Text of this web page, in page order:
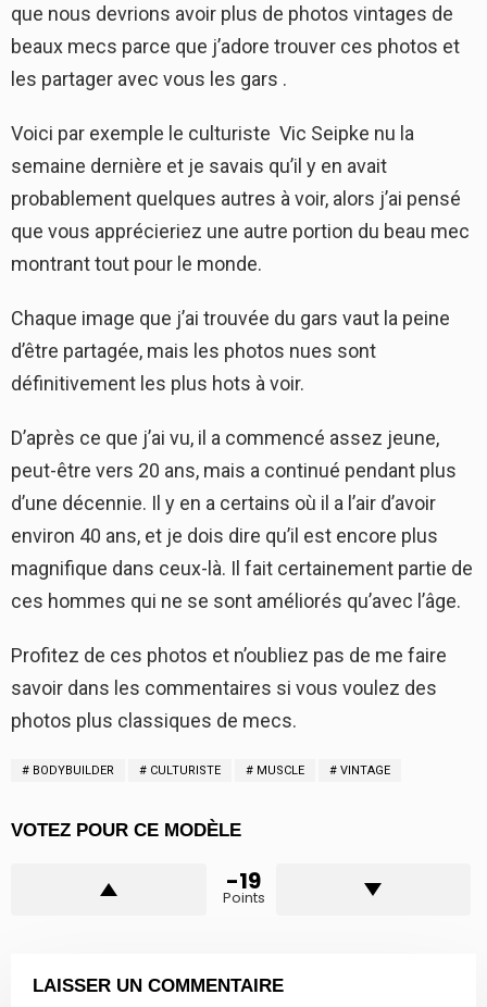
que nous devrions avoir plus de photos vintages de
beaux mecs parce que j’adore trouver ces photos et
les partager avec vous les gars .
Voici par exemple le culturiste Vic Seipke nu la
semaine dernière et je savais qu’il y en avait
probablement quelques autres à voir, alors j’ai pensé
que vous apprécieriez une autre portion du beau mec
montrant tout pour le monde.
Chaque image que j’ai trouvée du gars vaut la peine
d’être partagée, mais les photos nues sont
définitivement les plus hots à voir.
D’après ce que j’ai vu, il a commencé assez jeune,
peut-être vers 20 ans, mais a continué pendant plus
d’une décennie. Il y en a certains où il a l’air d’avoir
environ 40 ans, et je dois dire qu’il est encore plus
magnifique dans ceux-là. Il fait certainement partie de
ces hommes qui ne se sont améliorés qu’avec l’âge.
Profitez de ces photos et n’oubliez pas de me faire
savoir dans les commentaires si vous voulez des
photos plus classiques de mecs.
BODYBUILDER CULTURISTE MUSCLE VINTAGE
VOTEZ POUR CE MODÈLE
-19
Points
LAISSER UN COMMENTAIRE